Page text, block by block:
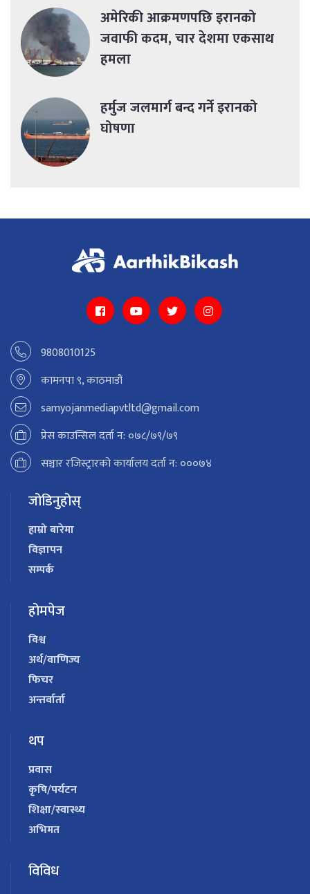
अमेरिकी आक्रमणपछि इरानको
जवाफी कदम, चार देशमा एकसाथ
हमला
हर्मुज जलमार्ग बन्द गर्ने इरानको
घोषणा
9808010125
कामनपा ९, काठमाडौं
samyojanmediapvtltd@gmail.com
प्रेस काउन्सिल दर्ता न: ०७८/७९/७९
सञ्चार रजिस्ट्रारको कार्यालय दर्ता न: ०००७४
जोडिनुहोस्
हाम्रो बारेमा
विज्ञापन
सम्पर्क
होमपेज
विश्व
अर्थ/वाणिज्य
फिचर
अन्तर्वार्ता
थप
प्रवास
कृषि/पर्यटन
शिक्षा/स्वास्थ्य
अभिमत
विविध